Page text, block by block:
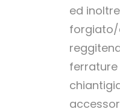
ed
ferrature